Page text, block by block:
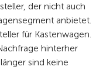
der nicht auch
anbietet.
für Kastenwagen.
hinterher
sind keine